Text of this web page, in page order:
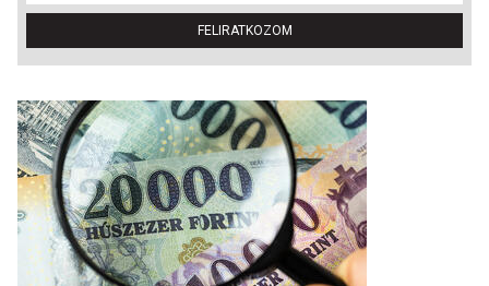
FELIRATKOZOM